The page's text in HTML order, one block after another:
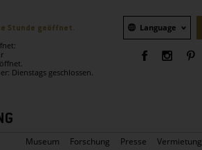
Stunde geöffnet.
Dienstags geschlossen.
Sprachauswahl
Language
Museum Forschung Presse Vermietung